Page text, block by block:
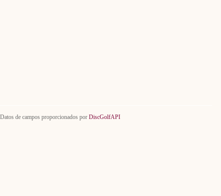
Datos de campos proporcionados por DiscGolfAPI